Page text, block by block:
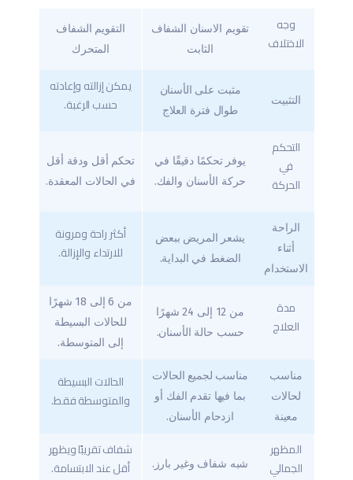
وجه
الاختلاف
تقويم الاسنان الشفاف
الثابت​
التقويم الشفاف
المتحرك
التثبيت
مثبت على الأسنان
طوال فترة العلاج
يمكن إزالته وإعادته
حسب الرغبة.
التحكم
في
الحركة
يوفر تحكمًا دقيقًا في
حركة الأسنان والفك.
تحكم أقل ودقة أقل
في الحالات المعقدة.
الراحة
أثناء
الاستخدام
يشعر المريض ببعض
الضغط في البداية.
أكثر راحة ومرونة
للارتداء والإزالة.
مدة
العلاج
من 12 إلى 24 شهرًا
حسب حالة الأسنان.
من 6 إلى 18 شهرًا
للحالات البسيطة
إلى المتوسطة.
مناسب
لحالات
معينة
مناسب لجميع الحالات
بما فيها تقدم الفك أو
ازدحام الأسنان.
الحالات البسيطة
والمتوسطة فقط.
المظهر
الجمالي
شبه شفاف وغير بارز.
شفاف تقريبًا ويظهر
أقل عند الابتسامة.